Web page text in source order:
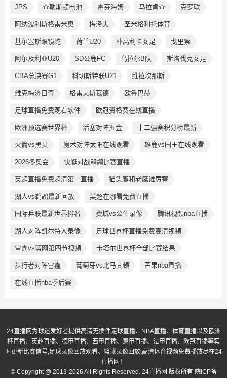
JPS 查勒斯顿电池 霍芬海姆 马拉肯查 克罗联
阿纳波利斯格雷米奥 梅泽夫 圣米格利托体育
基尔塞斯眼镜蛇 荷兰U20 朴高利卡女足 戈里察
阿尔及利亚U20 SD公鹿FC 乌拉尔B队 斯洛伐克女足
CBA总决赛G1 科切斯特联U21 维拉坎那斯
维克梅济日奇 格雷夫斯瓦德 欧鲁巴赫
足球直播免费观看软件 欧冠资格赛在线直播
欧洲预选赛世界杯 活塞对阵掘金 十二强赛积分榜最新
火箭vs黑贝 魔术对阵太阳在线观看 雄鹿vs国王在线观看
2026冬奥会 快艇对战鹈鹕比赛直播
英超直播免费超清第一直播 猫头鹰和老鹰谁厉害
湖人vs鹈鹕最新回放 英超在哪看免费直播
国际乒联最新世界排名 费城vs公牛录像 腾讯视频nba直播
湖人对阵凯尔特人录像 足球世界杯直播免费高清视频
雷霆vs篮网第四节视频 卡塔尔世界杯全部比赛结果
步行者对阵雷霆 葡萄牙vs北马其顿 芒果nba直播
在线直播nba季后赛
24直播网为球迷爱好者提供高清无插件足球直播、NBA直播、体育直播以及欧洲
杯直播、英超直播、德甲直播、西甲直播、意甲直播、法甲直播、欧冠直播等实
时更新比赛信号,足球录像回放观看、篮球录像回放,高清体育视频免费播放尽在24
直播网！
© Copyright @ 2013-2026 All Rights Reserved. 24直播网 版权所有 皖ICP备